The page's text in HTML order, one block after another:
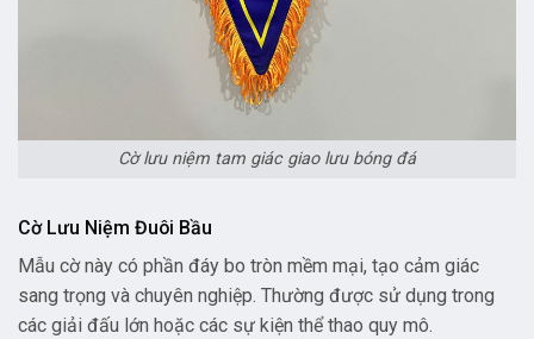
Cờ lưu niệm tam giác giao lưu bóng đá
Cờ Lưu Niệm Đuôi Bầu
Mẫu cờ này có phần đáy bo tròn mềm mại, tạo cảm giác
sang trọng và chuyên nghiệp. Thường được sử dụng trong
các giải đấu lớn hoặc các sự kiện thể thao quy mô.